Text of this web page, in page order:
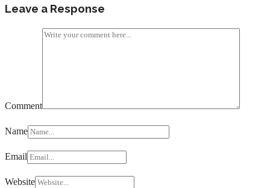
Leave a Response
Comment
Name
Email
Website